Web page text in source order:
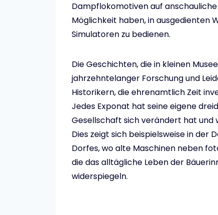
Dampflokomotiven auf
Möglichkeit haben, in ausgedienten
Simulatoren zu bedienen.
Die Geschichten, die in kleinen
jahrzehntelanger Forschung und
Historikern, die ehrenamtlich Zeit
Jedes Exponat hat seine eigene
Gesellschaft sich verändert hat und
Dies zeigt sich beispielsweise in der
Dorfes, wo alte Maschinen neben
die das alltägliche Leben der
widerspiegeln.